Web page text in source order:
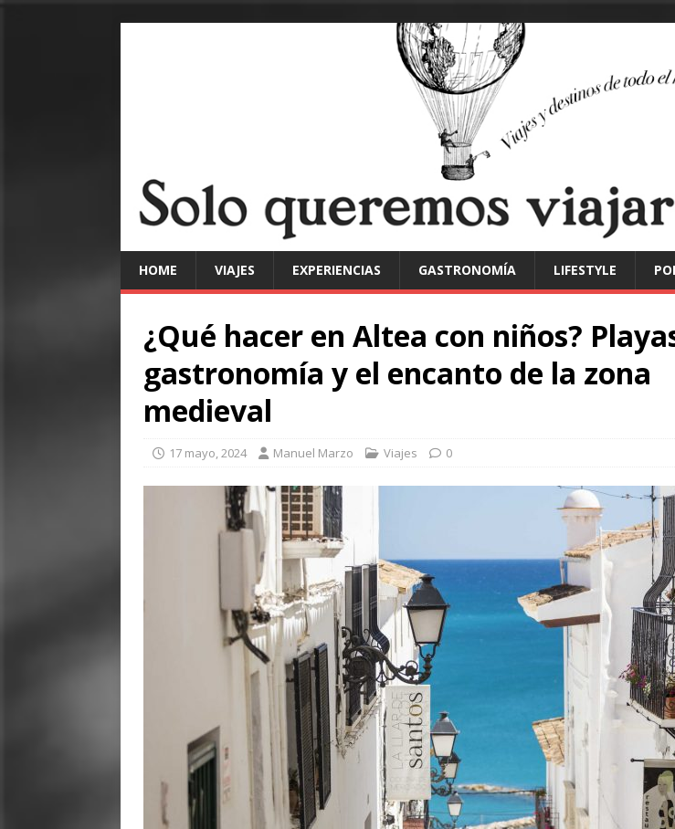
HOME VIAJES EXPERIENCIAS GASTRONOMÍA LIFESTYLE
¿Qué hacer en Altea con niños?
gastronomía y el encanto de la zona
medieval
17 mayo, 2024 Manuel Marzo Viajes 0